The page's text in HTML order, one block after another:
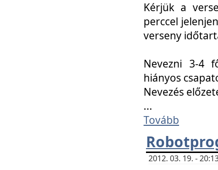
Kérjük a
perccel
verseny
Nevezni 3-4
hiányos
Nevezés
...
Tovább
2012. 03. 19. -